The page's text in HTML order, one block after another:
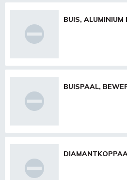
BUIS, ALUMINIUM
BUISPAAL,